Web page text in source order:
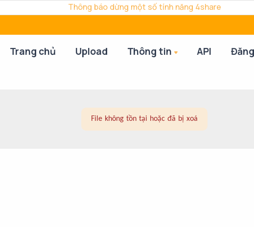
Thông báo dừng một số tính năng 4share
Trang chủ Upload Thông tin API
File không tồn tại hoặc đã bị xoá